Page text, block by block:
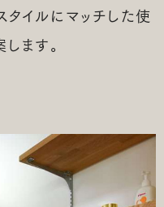
タイルにマッチした使
ます。